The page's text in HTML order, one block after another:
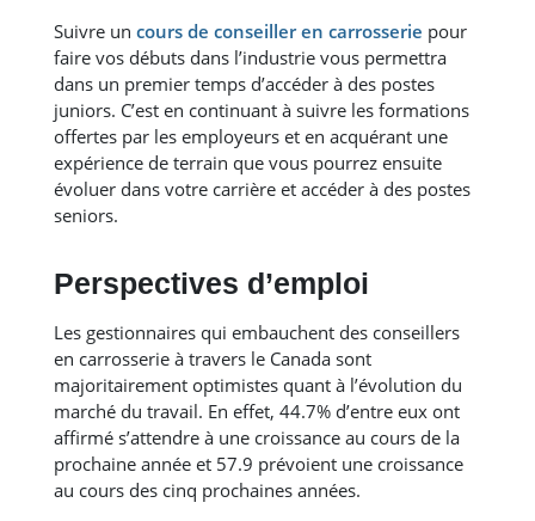
Suivre un cours de conseiller en carrosserie pour
faire vos débuts dans l’industrie vous permettra
dans un premier temps d’accéder à des postes
juniors. C’est en continuant à suivre les formations
offertes par les employeurs et en acquérant une
expérience de terrain que vous pourrez ensuite
évoluer dans votre carrière et accéder à des postes
seniors.
Perspectives d’emploi
Les gestionnaires qui embauchent des conseillers
en carrosserie à travers le Canada sont
majoritairement optimistes quant à l’évolution du
marché du travail. En effet, 44.7% d’entre eux ont
affirmé s’attendre à une croissance au cours de la
prochaine année et 57.9 prévoient une croissance
au cours des cinq prochaines années.